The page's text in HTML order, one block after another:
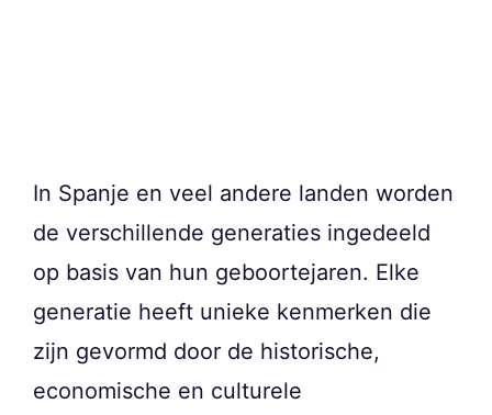
In Spanje en veel andere landen worden
de verschillende generaties ingedeeld
op basis van hun geboortejaren. Elke
generatie heeft unieke kenmerken die
zijn gevormd door de historische,
economische en culturele